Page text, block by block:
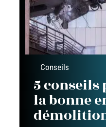
Conseils
5
la bonne